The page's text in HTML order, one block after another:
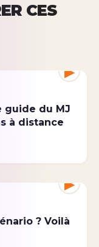
CES
▶
guide du MJ
à distance
▶
? Voilà